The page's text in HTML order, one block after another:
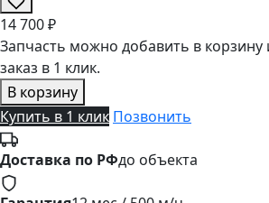
14700 ₽
Запчасть можно добавить в
заказ в 1 клик.
В корзину
Купить в 1 клик Позвонить
Доставка по РФдо объекта